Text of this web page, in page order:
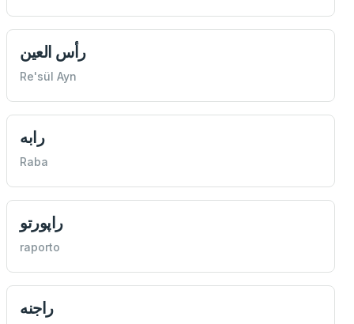
رأس العين
Re'sül Ayn
رابه
Raba
راپورتو
raporto
راجنه